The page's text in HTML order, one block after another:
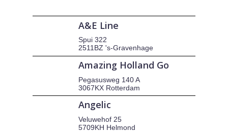
A&E Line
Spui 322
2511BZ 's-Gravenhage
Amazing Holland Go
Pegasusweg 140 A
3067KX Rotterdam
Angelic
Veluwehof 25
5709KH Helmond